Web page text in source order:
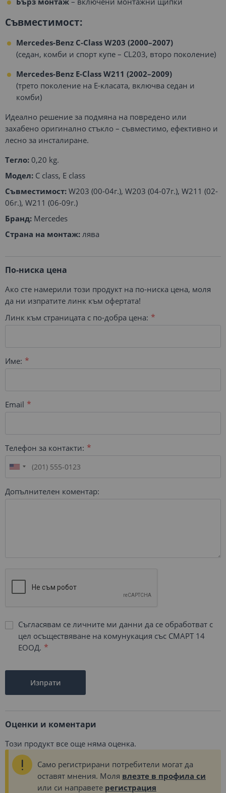
Съвместимост:
Mercedes-Benz C-Class W203 (2000–2007)
(седан, комби и спорт купе – CL203, второ поколение)
Mercedes-Benz E-Class W211 (2002–2009)
(трето поколение на E-класата, включва седан и
комби)
Идеално решение за подмяна на повредено или
захабено оригинално стъкло – съвместимо, ефективно и
лесно за инсталиране.
Тегло: 0,20 kg.
Модел: C class, E class
Съвместимост: W203 (00-04г.), W203 (04-07г.), W211 (02-
06г.), W211 (06-09г.)
Бранд: Mercedes
Страна на монтаж: лява
По-ниска цена
Ако сте намерили този продукт на по-ниска цена, моля
да ни изпратите линк към офертата!
Линк към страницата с по-добра цена:
Име:
Email
Телефон за контакти:
Допълнителен коментар:
Съгласявам се личните ми данни да се обработват с
цел осъществяване на комунукация със СМАРТ 14
ЕООД.
Изпрати
Оценки и коментари
Този продукт все още няма оценка.
Само регистрирани потребители могат да
оставят мнения. Моля влезте в профила си
или си направете регистрация